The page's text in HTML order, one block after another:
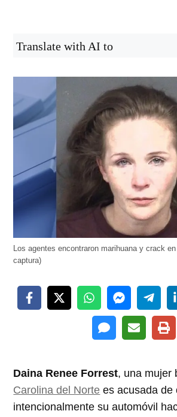
Translate with AI to
Los agentes encontraron marihuana y crack
captura)
Daina Renee Forrest, una mujer
Carolina del Norte es acusada de
intencionalmente su automóvil